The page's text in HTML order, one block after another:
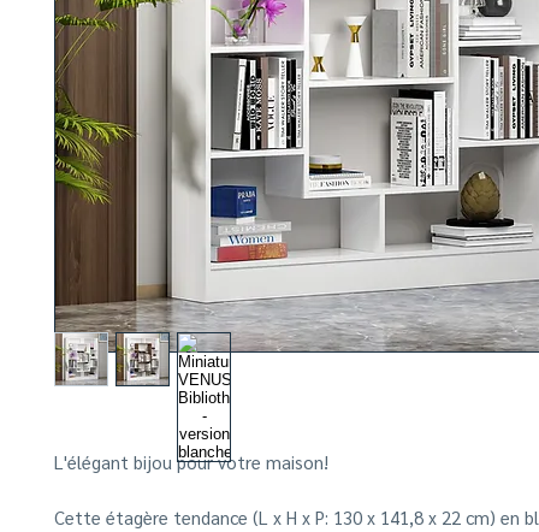
L'élégant bijou pour votre maison!
Cette étagère tendance (L x H x P: 130 x 141,8 x 22 cm) en